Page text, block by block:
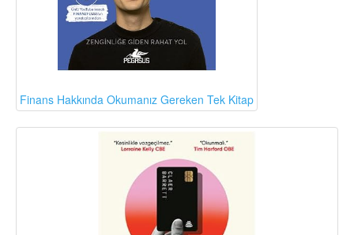
Finans Hakkında Okumanız Gereken Tek Kitap